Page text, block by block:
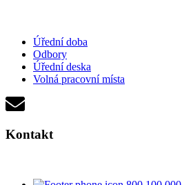
Úřední doba
Odbory
Úřední deska
Volná pracovní místa
Kontakt